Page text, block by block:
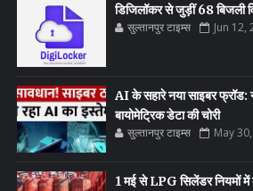
डिजिलॉकर से जुड़ीं 68 बिजली
सुल्तानपुर टाइम्स Jun 12,
AI के सहारे नया साइबर फ्रॉड:
बायोमेट्रिक डेटा की चोरी
सुल्तानपुर टाइम्स May
1 मई से LPG सिलेंडर नियमों